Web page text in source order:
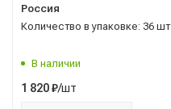
Россия
Количество в упаковке: 36 шт
В наличии
1 820₽/шт